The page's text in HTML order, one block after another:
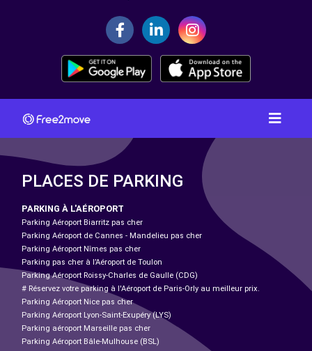
PLACES DE PARKING
PARKING À L'AÉROPORT
Parking Aéroport Biarritz pas cher
Parking Aéroport de Cannes - Mandelieu pas cher
Parking Aéroport Nîmes pas cher
Parking pas cher à l’Aéroport de Toulon
Parking Aéroport Roissy-Charles de Gaulle (CDG)
# Réservez votre parking à l'Aéroport de Paris-Orly au meilleur prix.
Parking Aéroport Nice pas cher
Parking Aéroport Lyon-Saint-Exupéry (LYS)
Parking aéroport Marseille pas cher
Parking Aéroport Bâle-Mulhouse (BSL)